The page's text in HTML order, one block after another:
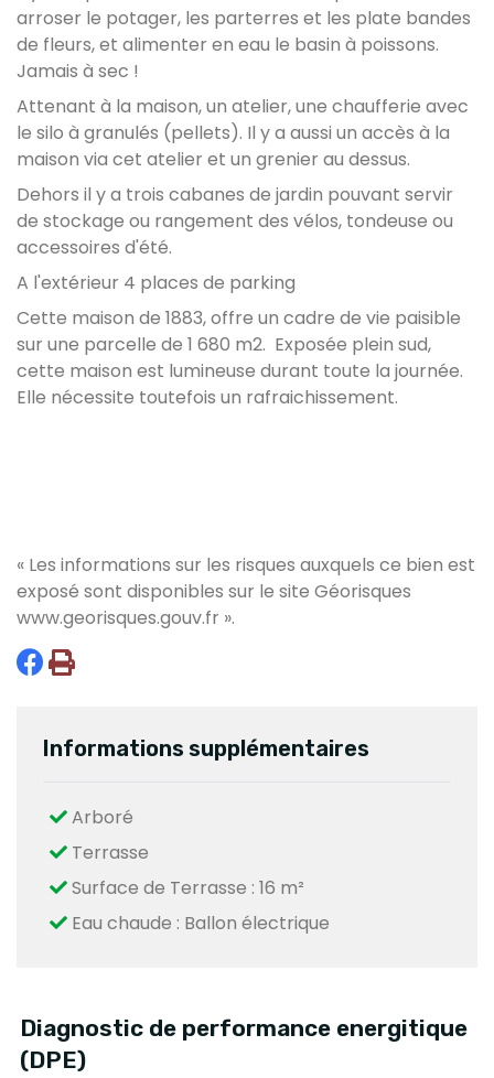
arroser le potager, les parterres et les plate bandes
de fleurs, et alimenter en eau le basin à poissons.
Jamais à sec !
Attenant à la maison, un atelier, une chaufferie avec
le silo à granulés (pellets). Il y a aussi un accès à la
maison via cet atelier et un grenier au dessus.
Dehors il y a trois cabanes de jardin pouvant servir
de stockage ou rangement des vélos, tondeuse ou
accessoires d'été.
A l'extérieur 4 places de parking
Cette maison de 1883, offre un cadre de vie paisible
sur une parcelle de 1 680 m2. Exposée plein sud,
cette maison est lumineuse durant toute la journée.
Elle nécessite toutefois un rafraichissement.
« Les informations sur les risques auxquels ce bien est
exposé sont disponibles sur le site Géorisques
www.georisques.gouv.fr ».
Informations supplémentaires
Arboré
Terrasse
Surface de Terrasse : 16 m²
Eau chaude : Ballon électrique
Diagnostic de performance energitique
(DPE)